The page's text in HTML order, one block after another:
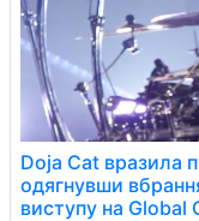
Doja Cat вразила
одягнувши
виступу на